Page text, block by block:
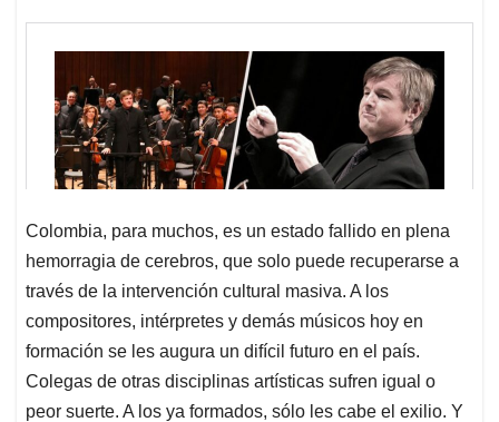
Colombia, para muchos, es un estado fallido en plena
hemorragia de cerebros, que solo puede recuperarse a
través de la intervención cultural masiva. A los
compositores, intérpretes y demás músicos hoy en
formación se les augura un difícil futuro en el país.
Colegas de otras disciplinas artísticas sufren igual o
peor suerte. A los ya formados, sólo les cabe el exilio. Y